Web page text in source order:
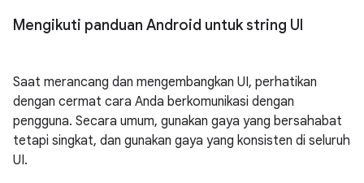
Mengikuti panduan Android untuk string UI
Saat merancang dan mengembangkan UI, perhatikan
dengan cermat cara Anda berkomunikasi dengan
pengguna. Secara umum, gunakan gaya yang bersahabat
tetapi singkat, dan gunakan gaya yang konsisten di seluruh
UI.